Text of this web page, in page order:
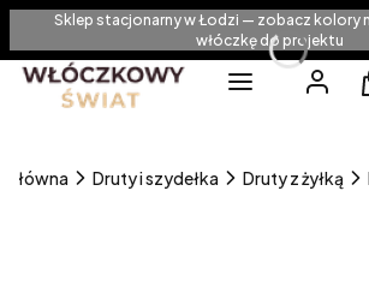
Sklep stacjonarny w Łodzi — zobacz kolory
włóczkę do projektu
Menu
główna Druty i szydełka Druty z żyłką